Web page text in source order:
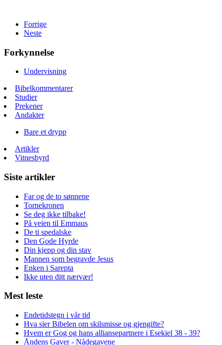
Forrige
Neste
Forkynnelse
Undervisning
Bibelkommentarer
Studier
Prekener
Andakter
Bare et drypp
Artikler
Vitnesbyrd
Siste artikler
Far og de to sønnene
Tornekronen
Se deg ikke tilbake!
På veien til Emmaus
De ti spedalske
Den Gode Hyrde
Din kjepp og din stav
Mannen som begravde Jesus
Enken i Sarepta
Ikke uten ditt nærvær!
Mest leste
Endetidstegn i vår tid
Hva sier Bibelen om skilsmisse og gjengifte?
Hvem er Gog og hans alliansepartnere i Esekiel 38 - 39?
Åndens Gaver - Nådegavene